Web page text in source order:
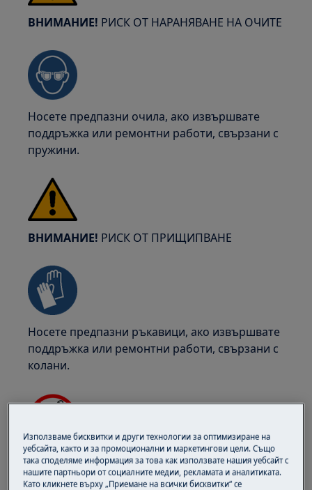
ВНИМАНИЕ! РИСК ОТ НАРАНЯВАНЕ НА ОЧИТЕ
Носете предпазни очила, ако извършвате
поддръжка или ремонтни работи, свързани с
пружини.
ВНИМАНИЕ! РИСК ОТ ПРИЩИПВАНЕ
Носете предпазни ръкавици, ако извършвате
поддръжка или ремонтни работи, свързани с
колани.
ВНИМАНИЕ!РИСК ОТ ЗАДАВЯНЕ
Използваме бисквитки и други технологии за оптимизиране на
уебсайта, както и за промоционални и маркетингови цели. Също
така споделяме информация за това как използвате нашия уебсайт с
нашите партньори от социалните медии, рекламата и аналитиката.
Като кликнете върху „Приемане на всички бисквитки“ се